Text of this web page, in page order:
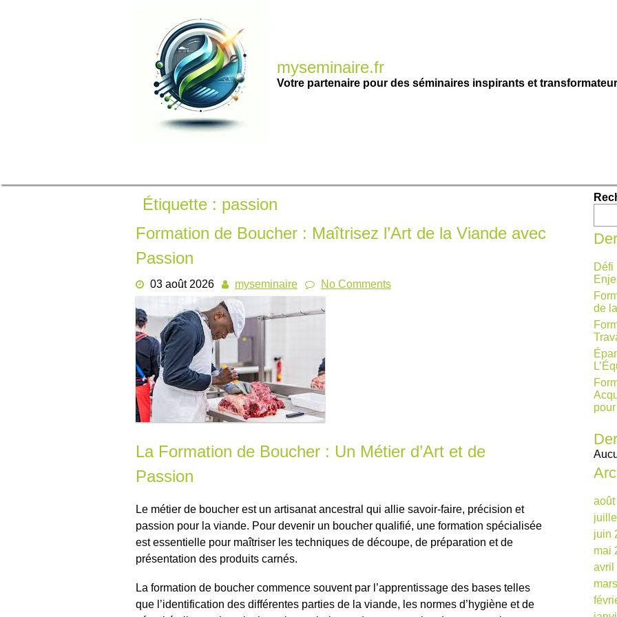
myseminaire.fr
Votre partenaire pour des séminaires inspirants et
Étiquette : passion
Formation de Boucher : Maîtrisez l’Art de la Viande avec
Passion
03 août 2026 myseminaire No Comments
La Formation de Boucher : Un Métier d’Art et de
Passion
Le métier de boucher est un artisanat ancestral qui allie savoir-faire, précision et
passion pour la viande. Pour devenir un boucher qualifié, une formation spécialisée
est essentielle pour maîtriser les techniques de découpe, de préparation et de
présentation des produits carnés.
La formation de boucher commence souvent par l’apprentissage des bases telles
que l’identification des différentes parties de la viande, les normes d’hygiène et de
Défi
de
juin
mai
avril